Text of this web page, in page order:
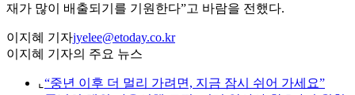
재가 많이 배출되기를 기원한다”고 바람을 전했다.
이지혜 기자jyelee@etoday.co.kr
이지혜 기자의 주요 뉴스
⌞ “중년 이후 더 멀리 가려면, 지금 잠시 쉬어 가세요”